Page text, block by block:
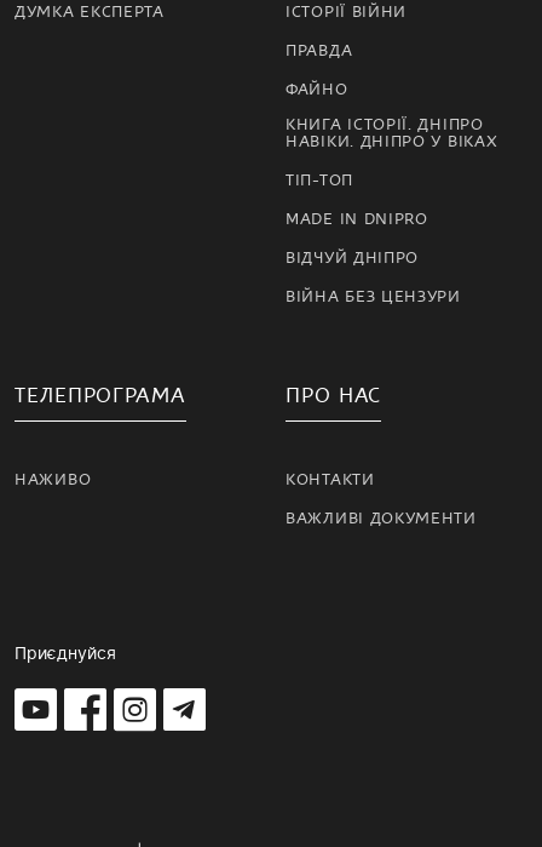
ДУМКА ЕКСПЕРТА ІСТОРІЇ ВІЙНИ
ПРАВДА
ФАЙНО
КНИГА ІСТОРІЇ. ДНІПРО
НАВІКИ. ДНІПРО У ВІКАХ
ТІП-ТОП
MADE IN DNIPRO
ВІДЧУЙ ДНІПРО
ВІЙНА БЕЗ ЦЕНЗУРИ
ТЕЛЕПРОГРАМА
НАЖИВО
ПРО НАС
КОНТАКТИ
ВАЖЛИВІ ДОКУМЕНТИ
Приєднуйся